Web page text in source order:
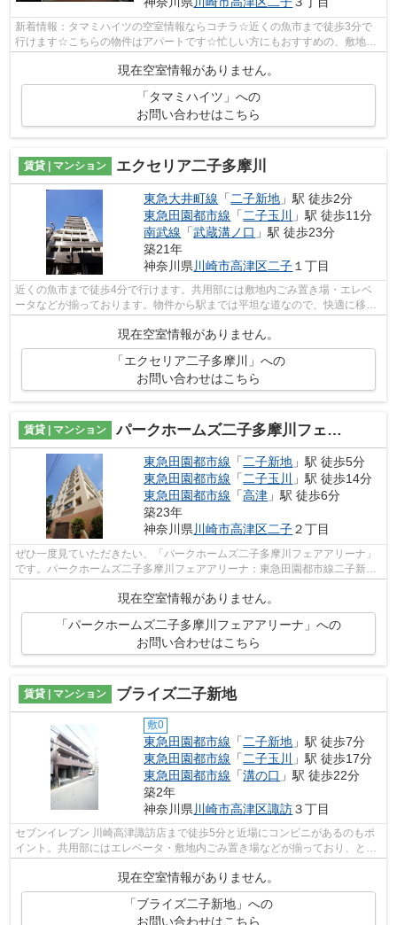
新着情報：タマミハイツの空室情報ならコチラ☆近くの魚市まで徒歩3分で
行けます☆こちらの物件はアパートです☆忙しい方にもおすすめの、敷地内
ごみ置き場付きの物件です☆ケイズ 本店ス...
現在空室情報がありません。
「タマミハイツ」への
お問い合わせはこちら
賃貸 | マンション エクセリア二子多摩川
東急大井町線 「 二子新地 」駅 徒歩2分
東急田園都市線 「 二子玉川
」駅 徒歩11分
南武線 「武蔵溝ノ口 」駅 徒歩23分
築21年
神奈川県 川崎市高津区二子 １丁目
近くの魚市まで徒歩4分で行けます。共用部には敷地内ごみ置き場・エレベ
ータなどが揃っております。物件から駅までは平坦な道なので、快適に移動
現在空室情報がありません。
「エクセリア二子多摩川」への
お問い合わせはこちら
賃貸 | マンション パークホームズ二子多摩川フェアアリーナ
東急田園都市線 「二子新地 」駅 徒歩5分
東急田園都市線 「二子玉川
」駅 徒歩14分
東急田園都市線 「高津 」駅 徒歩6分
築23年
神奈川県川崎市高津区二子２丁目
ぜひ一度見ていただきたい、「パークホームズ二子多摩川フェアアリーナ」
です。パークホームズ二子多摩川フェアアリーナ：東急田園都市線二子新地
現在空室情報がありません。
「パークホームズ二子多摩川フェアアリーナ」への
お問い合わせはこちら
賃貸 | マンション ブライズ二子新地
敷0
東急田園都市線 「 二子新地 」駅 徒歩7分
東急田園都市線 「 二子玉川
」駅 徒歩17分
東急田園都市線 「溝の口 」駅 徒歩22分
築2年
神奈川県 川崎市高津区諏訪３丁目
セブンイレブン 川崎高津諏訪店まで徒歩5分と近場にコンビニがあるのもポ
イント。共用部にはエレベータ・敷地内ごみ置き場などが揃っており、とて
も充実しています。付近に駅が2つある...
現在空室情報がありません。
「ブライズ二子新地」への
お問い合わせはこちら